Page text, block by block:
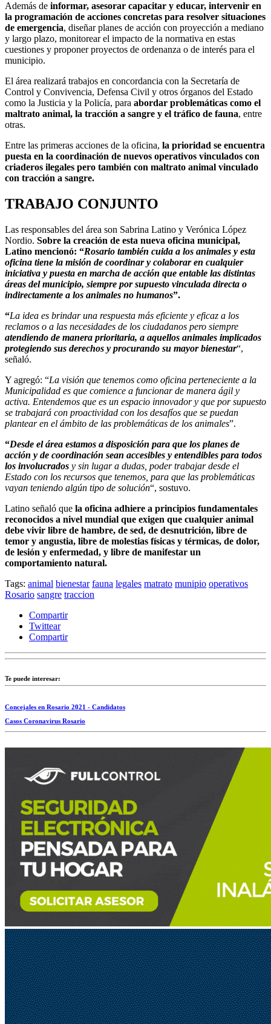
Además de informar, asesorar capacitar y educar, intervenir en
la programación de acciones concretas para resolver situaciones
de emergencia, diseñar planes de acción con proyección a mediano
y largo plazo, monitorear el impacto de la normativa en estas
cuestiones y proponer proyectos de ordenanza o de interés para el
municipio.
El área realizará trabajos en concordancia con la Secretaría de
Control y Convivencia, Defensa Civil y otros órganos del Estado
como la Justicia y la Policía, para abordar problemáticas como el
maltrato animal, la tracción a sangre y el tráfico de fauna, entre
otras.
Entre las primeras acciones de la oficina, la prioridad se encuentra
puesta en la coordinación de nuevos operativos vinculados con
criaderos ilegales pero también con maltrato animal vinculado
con tracción a sangre.
TRABAJO CONJUNTO
Las responsables del área son Sabrina Latino y Verónica López
Nordio. Sobre la creación de esta nueva oficina municipal,
Latino mencionó: “Rosario también cuida a los animales y esta
oficina tiene la misión de coordinar y colaborar en cualquier
iniciativa y puesta en marcha de acción que entable las distintas
áreas del municipio, siempre por supuesto vinculada directa o
indirectamente a los animales no humanos”.
“La idea es brindar una respuesta más eficiente y eficaz a los
reclamos o a las necesidades de los ciudadanos pero siempre
atendiendo de manera prioritaria, a aquellos animales implicados
protegiendo sus derechos y procurando su mayor bienestar“,
señaló.
Y agregó: “La visión que tenemos como oficina perteneciente a la
Municipalidad es que comience a funcionar de manera ágil y
activa. Entendemos que es un espacio innovador y que por supuesto
se trabajará con proactividad con los desafíos que se puedan
plantear en el ámbito de las problemáticas de los animales”.
“Desde el área estamos a disposición para que los planes de
acción y de coordinación sean accesibles y entendibles para todos
los involucrados y sin lugar a dudas, poder trabajar desde el
Estado con los recursos que tenemos, para que las problemáticas
vayan teniendo algún tipo de solución“, sostuvo.
Latino señaló que la oficina adhiere a principios fundamentales
reconocidos a nivel mundial que exigen que cualquier animal
debe vivir libre de hambre, de sed, de desnutrición, libre de
temor y angustia, libre de molestias físicas y térmicas, de dolor,
de lesión y enfermedad, y libre de manifestar un
comportamiento natural.
Tags: animal bienestar fauna legales matrato munipio operativos
Rosario sangre traccion
Compartir
Twittear
Compartir
Te puede interesar:
Concejales en Rosario 2021 - Candidatos
Casos Coronavirus Rosario